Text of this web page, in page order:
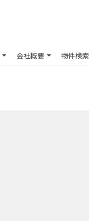
会社概要 物件検索